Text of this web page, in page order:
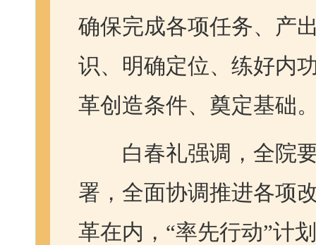
确保完成各项任务、产
识、明确定位、练好内
革创造条件、奠定基础
白春礼强调，全院要
署，全面协调推进各项
革在内，“率先行动”计